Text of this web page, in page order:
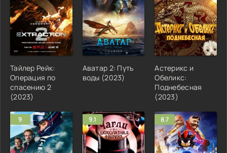
Тайлер Рейк:
Операция по
спасению 2
(2023)
Аватар 2: Путь
воды (2023)
Астерикс и
Обеликс:
Поднебесная
(2023)
9 9.1 8.7